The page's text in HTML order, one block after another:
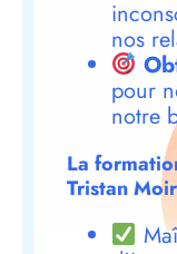
nos
pour
notre
La
Tristan